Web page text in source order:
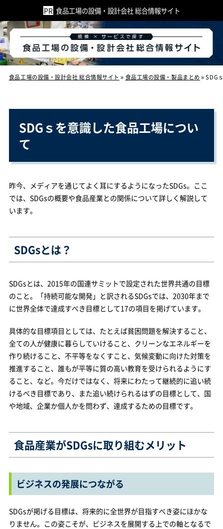
食品工場の設備・設計会社 総合情報サイト
食品工場の設備・設計会社 総合情報サイト » 食品工場の設備・製品まとめ »SDG
SDGｓを意識した食品工場につい
て
昨今、メディアを通じてよく耳にするようになったSDGs。ここ
では、SDGsの概要や食品産業との関係について詳しく解説して
います。
SDGsとは？
SDGsとは、2015年の国連サミットで設定された世界共通の目標
のこと。「持続可能な開発」と訳されるSDGsでは、2030年まで
に世界全体で達成すべき目標として17の項目を掲げています。
具体的な目標項目としては、たとえば貧困問題を解決すること、
全ての人が健康に暮らしていけること、クリーンなエネルギーを
作り続けること、不平等をなくすこと、気候変動に向けた対策を
推進すること、誰もが平等に質の高い教育を受けられるようにす
ること、など。今だけではなく、将来にわたって継続的に追い続
けるべき目標であり、また追い続けられるはずの目標として、国
や地域、企業か個人かを問わず、達成するための目標です。
食品産業がSDGsに取り組むメリット
ビジネスの発展につながる
SDGsが掲げる目標は、将来的に全世界が目指すべき姿にほかな
りません。この姿こそが、ビジネスを展開する上での軸となるで